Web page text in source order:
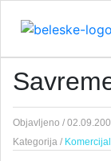
Objavljeno /
Kategorija /